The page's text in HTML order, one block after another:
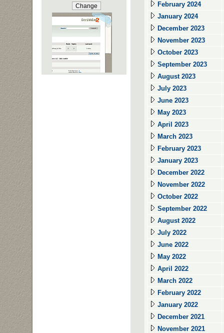
February 2024
January 2024
December 2023
November 2023
October 2023
September 2023
August 2023
July 2023
June 2023
May 2023
April 2023
March 2023
February 2023
January 2023
December 2022
November 2022
October 2022
September 2022
August 2022
July 2022
June 2022
May 2022
April 2022
March 2022
February 2022
January 2022
December 2021
November 2021